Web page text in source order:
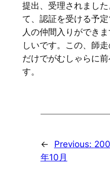
提出、受理されまし
て、認証を受ける予
人の仲間入りができ
しいです。この、師
だけでがむしゃらに
す。
← Previous:
年10月